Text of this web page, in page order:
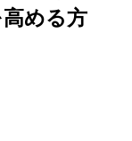
める方